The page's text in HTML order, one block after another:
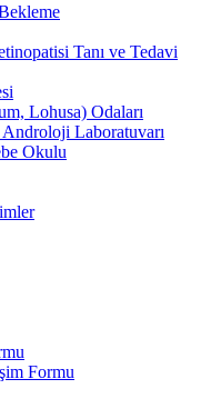
Tanı ve Tedavi
Lohusa) Odaları
Laboratuvarı
Okulu
Formu